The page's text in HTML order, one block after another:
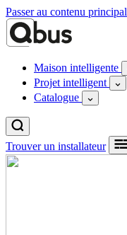
Passer au contenu principal
Maison intelligente
Projet intelligent
Catalogue
Trouver un installateur